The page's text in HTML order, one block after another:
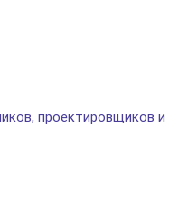
проектировщиков и